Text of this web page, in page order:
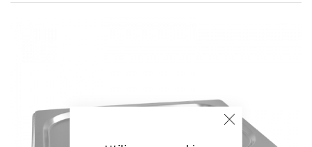
Close
Cookie
images
gallery